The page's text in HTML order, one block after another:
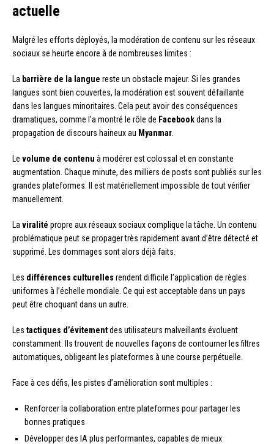
actuelle
Malgré les efforts déployés, la modération de contenu sur les réseaux
sociaux se heurte encore à de nombreuses limites :
La barrière de la langue reste un obstacle majeur. Si les grandes
langues sont bien couvertes, la modération est souvent défaillante
dans les langues minoritaires. Cela peut avoir des conséquences
dramatiques, comme l’a montré le rôle de Facebookdans la
propagation de discours haineux au Myanmar
Le volume de contenu à modérer est colossal et en constante
augmentation. Chaque minute, des milliers de posts sont publiés sur les
grandes plateformes. Il est matériellement impossible de tout vérifier
manuellement.
La viralité propre aux réseaux sociaux complique la tâche. Un contenu
problématique peut se propager très rapidement avant d’être détecté et
supprimé. Les dommages sont alors déjà faits.
Les différences culturelles rendent difficile l’application de règles
uniformes à l’échelle mondiale. Ce qui est acceptable dans un pays
peut être choquant dans un autre.
Les tactiques d’évitementdes utilisateurs malveillants évoluent
constamment. Ils trouvent de nouvelles façons de contourner les filtres
automatiques, obligeant les plateformes à une course perpétuelle.
Face à ces défis, les pistes d’amélioration sont multiples :
Renforcer la collaboration entre plateformes pour partager les
bonnes pratiques
Développer des IA plus performantes, capables de mieux